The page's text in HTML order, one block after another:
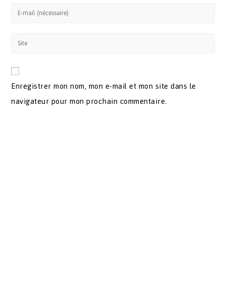
Enregistrer mon nom, mon e-mail et mon site dans le
navigateur pour mon prochain commentaire.